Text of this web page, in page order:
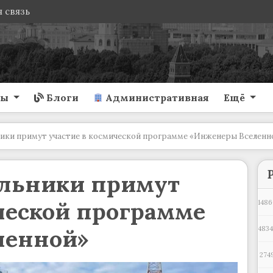
связь
Блоги Административная Ещё
примут участие в космической программе «Инженеры
примут
программе